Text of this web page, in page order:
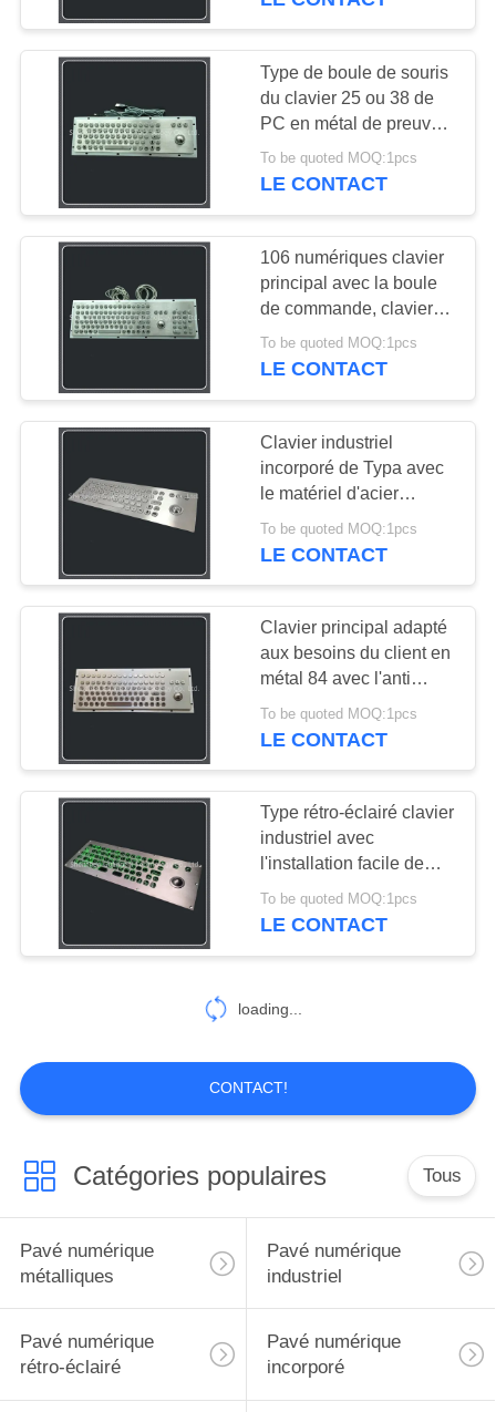
PRIVACY
POLICYClavier industriel
avec Trackball
Clavier industriel
avec pavé tactile
20
dispositif de
pointage Trackball
26
clavier étanche
clavier d'acier
30
Le Pin codent le
clavier numérique
19
Type de boule de souris
du clavier 25 ou 38 de
PC en métal de preuve
de dérapage avec
l'interface d'Usb
To be quoted MOQ:1pcs
LE CONTACT
106 numériques clavier
principal avec la boule
de commande, clavier
en métal avec la boule
de commande
To be quoted MOQ:1pcs
LE CONTACT
Clavier industriel
incorporé de Typa avec
le matériel d'acier
inoxydable de la boule
de commande 304
To be quoted MOQ:1pcs
LE CONTACT
Clavier principal adapté
aux besoins du client en
métal 84 avec l'anti
souris intégrée de boule
de commande d'émeute
To be quoted MOQ:1pcs
LE CONTACT
Type rétro-éclairé clavier
industriel avec
l'installation facile de
preuve de saleté de
boule de commande
To be quoted MOQ:1pcs
LE CONTACT
loading...
CONTACT!
Catégories populaires Tous
Pavé numérique
métalliques
Pavé numérique
industriel
Pavé numérique
rétro-éclairé
Pavé numérique
incorporé